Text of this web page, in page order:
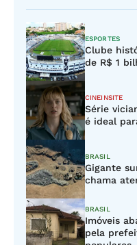
ESPORTES
Clube
de R$ 1
CINEINSITE
Série
é ideal
BRASIL
Gigante
chama
BRASIL
Imóveis
pela